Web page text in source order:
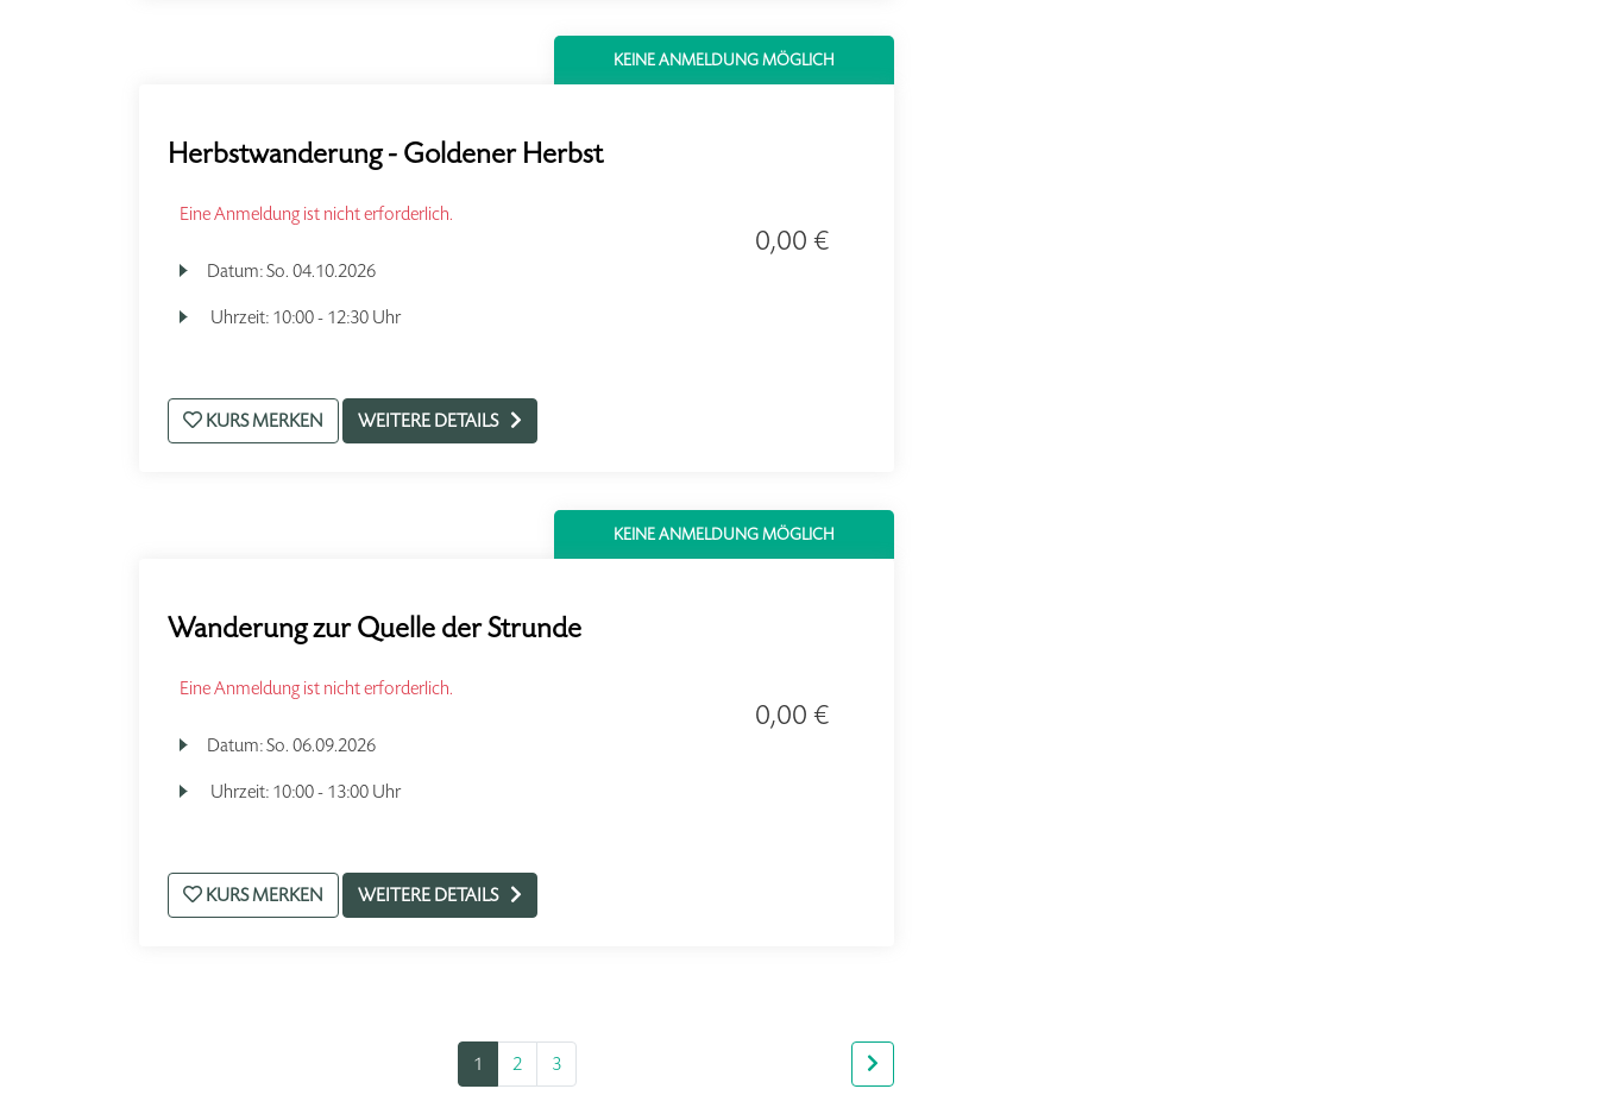
KEINE ANMELDUNG MÖGLICH
Herbstwanderung - Goldener Herbst
Eine Anmeldung ist nicht erforderlich.
Datum:So. 04.10.2026
Uhrzeit: 10:00 - 12:30 Uhr
0,00 €
KURS MERKEN WEITERE DETAILS
KEINE ANMELDUNG MÖGLICH
Wanderung zur Quelle der Strunde
Eine Anmeldung ist nicht erforderlich.
Datum:So. 06.09.2026
Uhrzeit: 10:00 - 13:00 Uhr
0,00 €
KURS MERKEN WEITERE DETAILS
1 2 3